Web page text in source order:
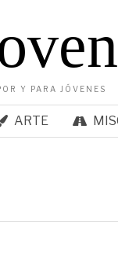
Y PARA JÓVENES
ARTE